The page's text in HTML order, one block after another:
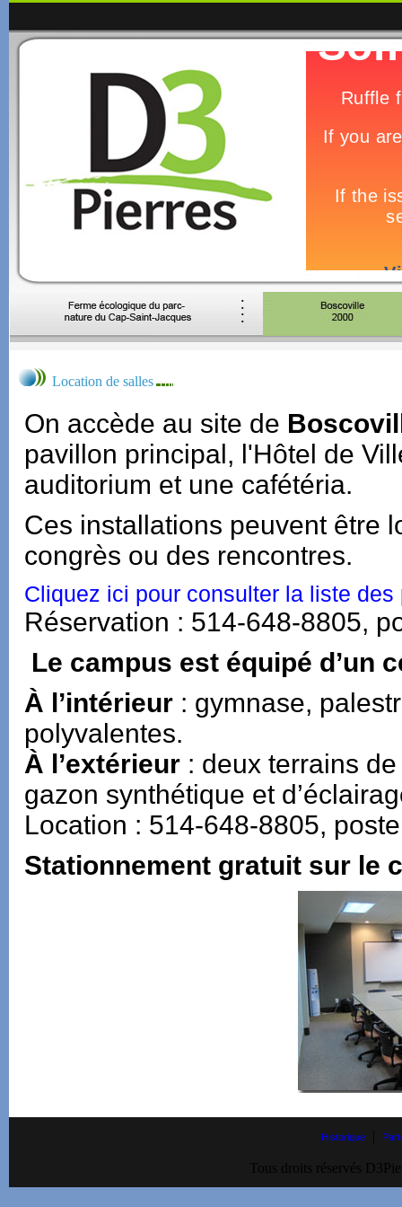
Location de salles
On accède au site de
pavillon principal, l'Hôtel de
auditorium et une cafétéria.
Ces installations peuvent être
congrès ou des rencontres.
Cliquez ici pour consulter la liste des
Réservation : 514-648-8805,
Le campus est équipé d’un
À l’intérieur : gymnase,
polyvalentes.
À l’extérieur : deux terrains
gazon synthétique et
Location : 514-648-8805,
Stationnement gratuit sur le
Historique|
Tous droits réservés